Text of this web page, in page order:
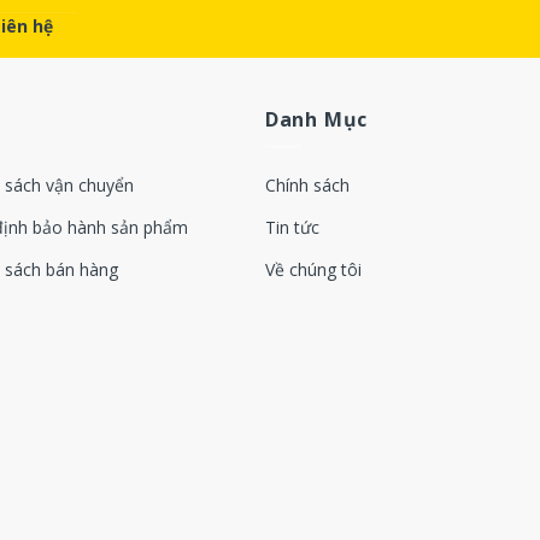
WE’LL MAKE IT BRIEF HERE.
to perfect these assemblies from a
standards worldwide today. It’s reflected in the
the newest Turbos. Discover the new Turbo
hệ
sách vận chuyển
bảo hành sản phẩm
sách bán hàng
Danh Mục
Chính sách
Tin tức
Về chúng tôi